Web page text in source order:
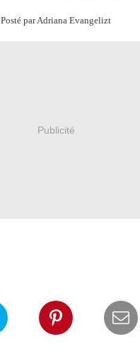
Posté par Adriana Evangelizt
Publicité